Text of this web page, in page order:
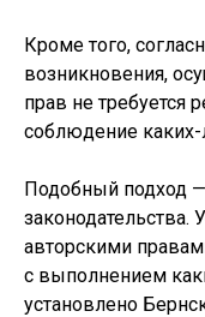
Кроме того,
возникновения,
прав не требуется
соблюдение
Подобный подход
законодательства.
авторскими
с выполнением
установлено